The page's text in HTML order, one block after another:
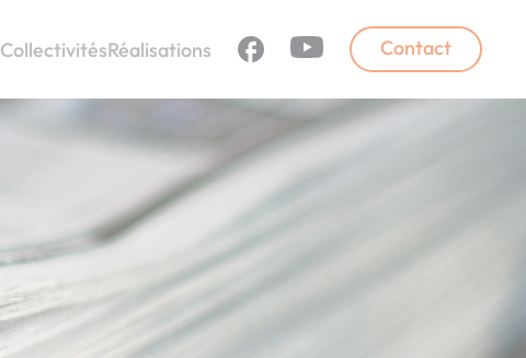
CollectivitésRéalisations Contact